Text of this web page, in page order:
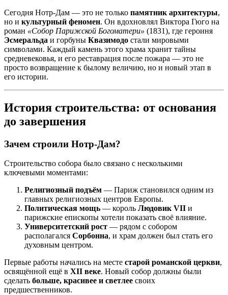
Сегодня Нотр-Дам — это не только памятник архитектуры,
но и культурный феномен. Он вдохновлял Виктора Гюго на
роман «Собор Парижской Богоматери» (1831), где героиня
Эсмеральда и горбуны Квазимодо стали мировыми
символами. Каждый камень этого храма хранит тайны
средневековья, и его реставрация после пожара — это не
просто возвращение к былому величию, но и новый этап в
его истории.
История строительства: от основания
до завершения
Зачем строили Нотр-Дам?
Строительство собора было связано с несколькими
ключевыми моментами:
Религиозный подъём — Париж становился одним из
главных религиозных центров Европы.
Политическая мощь — король Людовик VII и
парижские епископы хотели показать своё влияние.
Университетский рост — рядом с собором
располагался Сорбонна, и храм должен был стать его
духовным центром.
Первые работы начались на месте старой романской церкви,
освящённой ещё в XII веке. Новый собор должны были
сделать больше, красивее и светлее своих
предшественников.